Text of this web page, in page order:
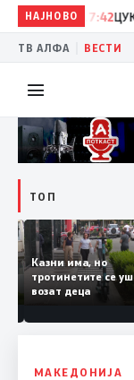
НАЈНОВО
17:42ЦУК: До
ТВ АЛФА ВЕСТИ
ТОП
12:50
и
Казни има, но
тротинетите
возат деца
МАКЕДОНИЈА